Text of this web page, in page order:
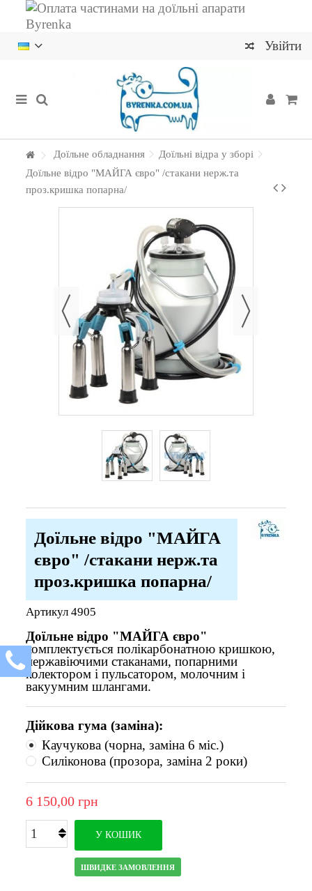
Увійти
Доїльне обладнання
Доїльні відра у зборі
Доїльне відро "МАЙГА євро" /стакани нерж.та
проз.кришка попарна/
Доїльне відро "МАЙГА
євро" /стакани нерж.та
проз.кришка попарна/
Артикул 4905
Доїльне відро "МАЙГА євро"
комплектується полікарбонатною кришкою,
нержавіючими стаканами, попарними
колектором і пульсатором, молочним і
вакуумним шлангами.
Дійкова гума (заміна):
Каучукова (чорна, заміна 6 міс.)
Силіконова (прозора, заміна 2 роки)
6 150,00 грн
У КОШИК
ШВИДКЕ ЗАМОВЛЕННЯ